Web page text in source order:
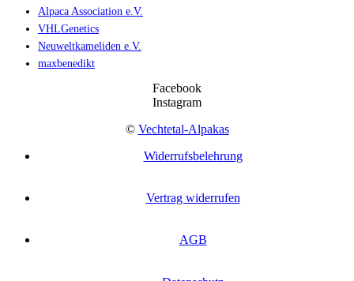
Alpaca Association e.V.
VHLGenetics
Neuweltkameliden e.V.
maxbenedikt
Facebook
Instagram
© Vechtetal-Alpakas
Widerrufsbelehrung
Vertrag widerrufen
AGB